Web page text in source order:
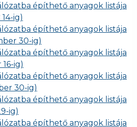
építhető anyagok listája
ig)
építhető anyagok listája
30-ig)
építhető anyagok listája
ig)
építhető anyagok listája
30-ig)
építhető anyagok listája
ig)
építhető anyagok listája